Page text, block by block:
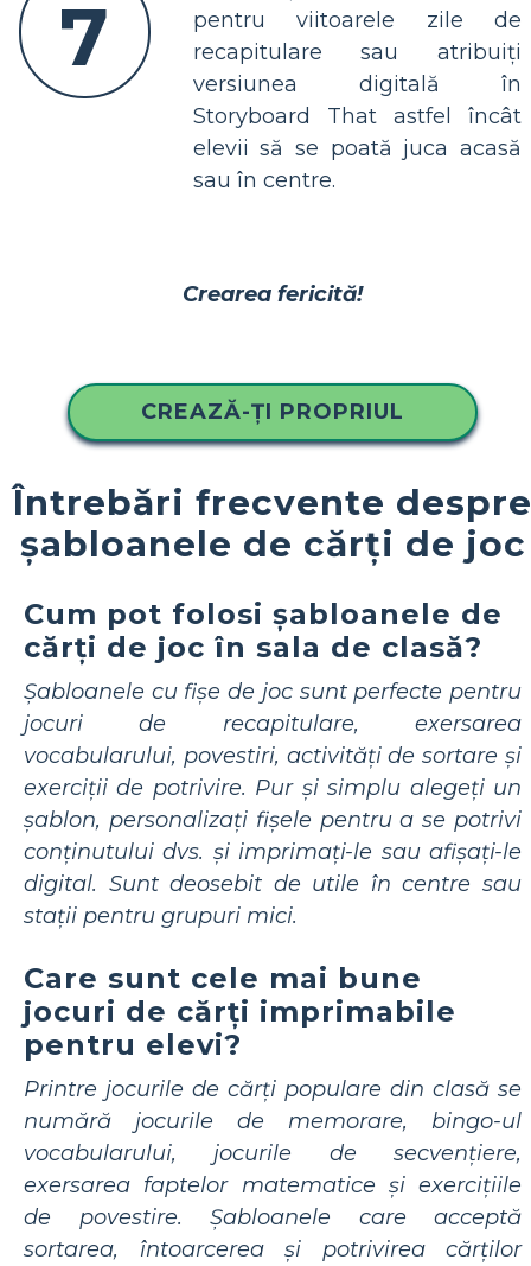
7
pentru viitoarele zile de
recapitulare sau atribuiți
versiunea digitală în
Storyboard That astfel încât
elevii să se poată juca acasă
sau în centre.
Crearea fericită!
CREAZĂ-ȚI PROPRIUL
Întrebări frecvente despre
șabloanele de cărți de joc
Cum pot folosi șabloanele de
cărți de joc în sala de clasă?
Șabloanele cu fișe de joc sunt perfecte pentru
jocuri de recapitulare, exersarea
vocabularului, povestiri, activități de sortare și
exerciții de potrivire. Pur și simplu alegeți un
șablon, personalizați fișele pentru a se potrivi
conținutului dvs. și imprimați-le sau afișați-le
digital. Sunt deosebit de utile în centre sau
stații pentru grupuri mici.
Care sunt cele mai bune
jocuri de cărți imprimabile
pentru elevi?
Printre jocurile de cărți populare din clasă se
numără jocurile de memorare, bingo-ul
vocabularului, jocurile de secvențiere,
exersarea faptelor matematice și exercițiile
de povestire. Șabloanele care acceptă
sortarea, întoarcerea și potrivirea cărților